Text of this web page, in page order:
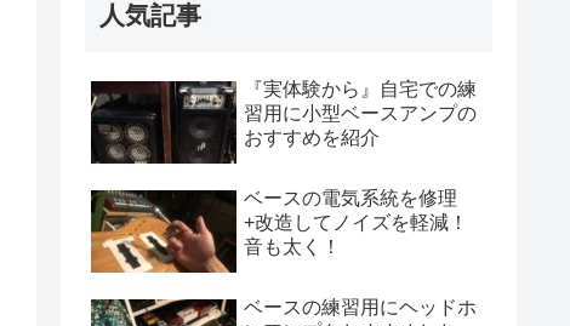
人気記事
『実体験から』自宅での練
習用に小型ベースアンプの
おすすめを紹介
ベースの電気系統を修理
+改造してノイズを軽減！
音も太く！
ベースの練習用にヘッドホ